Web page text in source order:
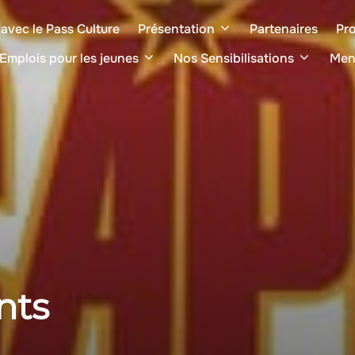
le Pass Culture Présentation Partenaires
pour les jeunes
Nos Sensibilisations